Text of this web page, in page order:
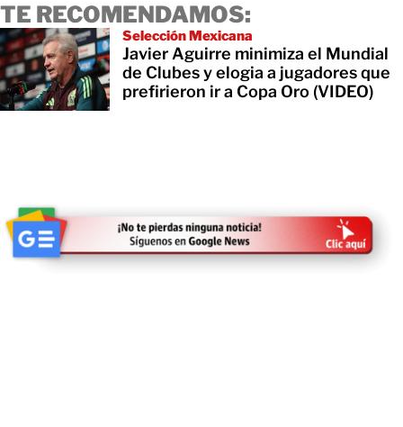
TE RECOMENDAMOS:
Selección Mexicana
Javier Aguirre minimiza el Mundial
de Clubes y elogia a jugadores que
prefirieron ir a Copa Oro (VIDEO)